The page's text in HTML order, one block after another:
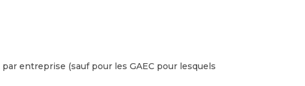
entreprise (sauf pour les GAEC pour lesquels